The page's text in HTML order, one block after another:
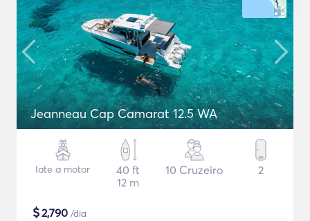
Jeanneau Cap Camarat 12.5 WA
Iate a motor
40 ft
12 m
10 Cruzeiro 2
$2,790 /dia